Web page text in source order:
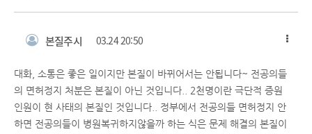
본질주시 03.24 20:50
대화, 소통은 좋은 일이지만 본질이 바뀌어서는 안됩니다~ 전공의들
의 면허정지 처분은 본질이 아닌 것입니다.. 2천명이란 극단적 증원
인원이 현 사태의 본질인 것입니다.. 정부에서 전공의들 면허정지 안
하면 전공의들이 병원복귀하지않을까 하는 식은 문제 해결의 본질이